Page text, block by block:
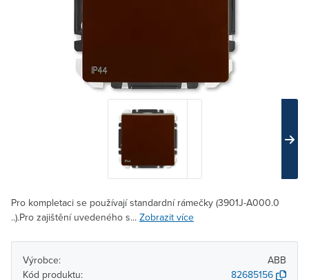
Pro kompletaci se používají standardní rámečky (3901J-A000.0
..).Pro zajištění uvedeného s... Zobrazit více
Výrobce:
ABB
Kód produktu:
82685156